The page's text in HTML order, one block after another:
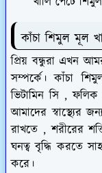
কাঁচা শিমুল মূল
প্রিয় বন্ধুরা এখন
সম্পর্কে। কাঁচা
ভিটামিন সি , ফলিক
আমাদের স্বাস্থ্যের
রাখতে , শরীরের
ঘনত্ব বৃদ্ধি করতে
করে।